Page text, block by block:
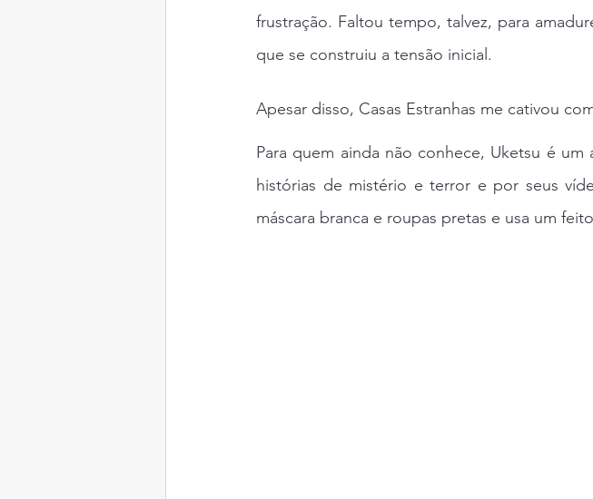
frustração. Faltou tempo, talvez, para
que se construiu a tensão inicial.
Apesar disso, Casas Estranhas me cativou
Para quem ainda não conhece, Uketsu é
histórias de mistério e terror e por seus
máscara branca e roupas pretas e usa um